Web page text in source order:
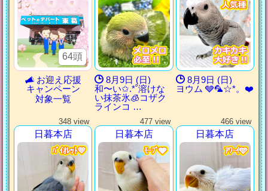
64頭
お迎え応援
キャンペーン
対象一覧
8月9日 (日)
和〜い✩.*˚溶けな
い抹茶氷🧊コザク
ラインコ …
8月9日 (日)
ヨウム 🩶🦜‬☆*。❤️
348 view
日暮本店
ﾊﾞｲｵﾚｯﾄ💜
ﾊﾞｲｵﾚｯﾄ💜
ﾊﾞｲｵﾚｯﾄ💜
ﾊﾞｲｵﾚｯﾄ💜
477 view
日暮本店
ﾓｰﾌﾞ🩶
ﾓｰﾌﾞ🩶
ﾓｰﾌﾞ🩶
ﾓｰﾌﾞ🩶
466 view
日暮本店
ｱﾜｰｲ🩵
ｱﾜｰｲ🩵
ｱﾜｰｲ🩵
ｱﾜｰｲ🩵